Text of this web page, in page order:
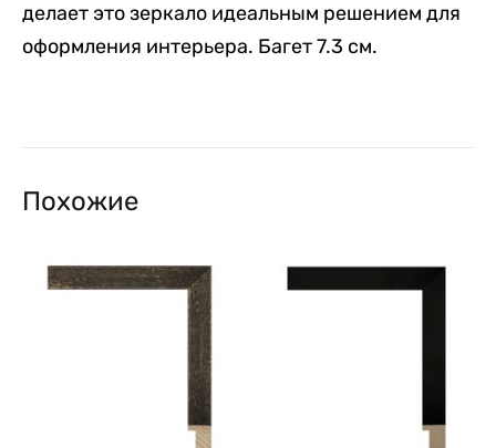
делает это зеркало идеальным решением для
оформления интерьера. Багет 7.3 см.
Похожие